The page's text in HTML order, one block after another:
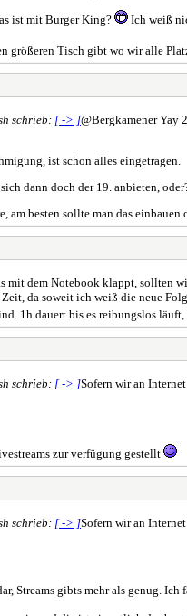
ist mit Burger King?
Ich weiß
größeren Tisch gibt wo wir alle
schrieb: [ -> ]@Bergkamener Yay
ist schon alles eingetragen.
dann doch der 19. anbieten,
am besten sollte man das
mit dem Notebook klappt, sollten
da soweit ich weiß die neue
1h dauert bis es reibungslos
schrieb: [ -> ]Sofern wir an
zur verfügung gestellt
schrieb: [ -> ]Sofern wir an
Streams gibts mehr als genug. Ich